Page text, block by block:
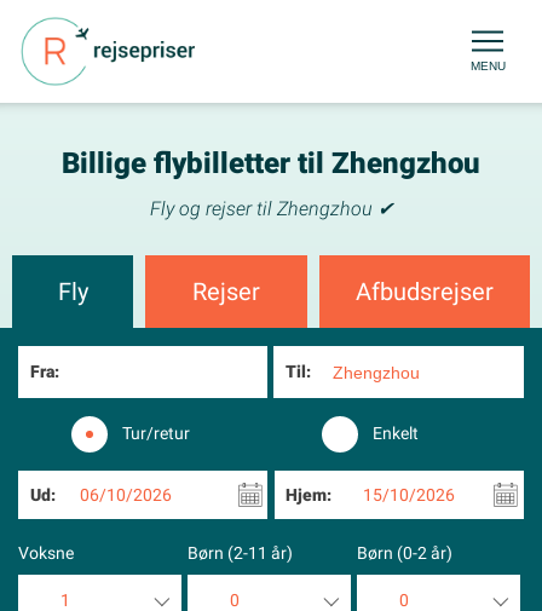
MENU
Billige flybilletter til Zhengzhou
Fly og rejser til Zhengzhou ✔
Fly Rejser Afbudsrejser
Fra: Til:
Tur/retur Enkelt
Ud: 06/10/2026 Hjem: 15/10/2026
Voksne
1
Børn (2-11 år)
0
Børn (0-2 år)
0